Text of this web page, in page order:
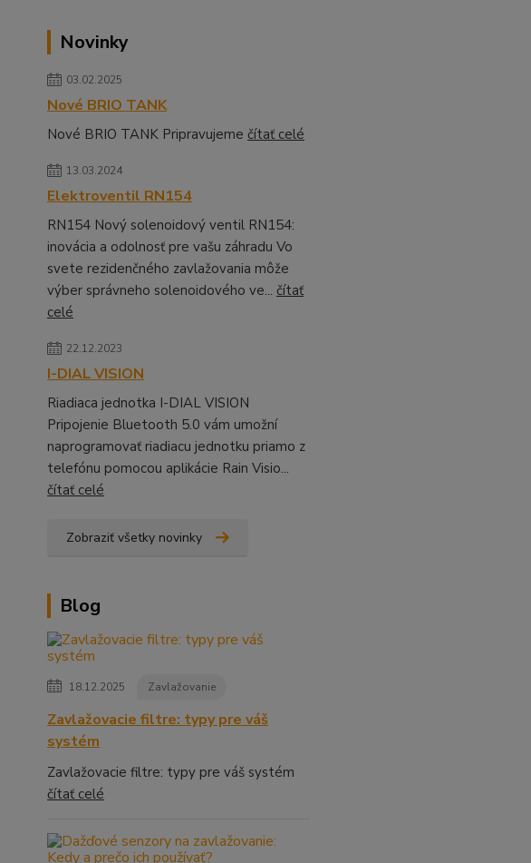
Novinky
03.02.2025
Nové BRIO TANK
Nové BRIO TANK Pripravujeme čítať celé
13.03.2024
Elektroventil RN154
RN154 Nový solenoidový ventil RN154:
inovácia a odolnosť pre vašu záhradu Vo
svete rezidenčného zavlažovania môže
výber správneho solenoidového ve... čítať
celé
22.12.2023
I-DIAL VISION
Riadiaca jednotka I-DIAL VISION
Pripojenie Bluetooth 5.0 vám umožní
naprogramovať riadiacu jednotku priamo z
telefónu pomocou aplikácie Rain Visio...
čítať celé
Zobraziť všetky novinky
Blog
18.12.2025 Zavlažovanie
Zavlažovacie filtre: typy pre váš
systém
Zavlažovacie filtre: typy pre váš systém
čítať celé